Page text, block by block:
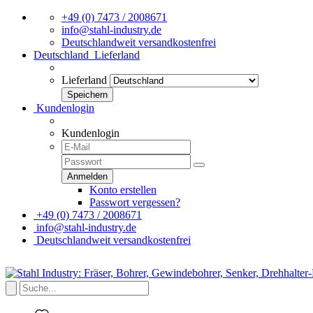
+49 (0) 7473 / 2008671
info@stahl-industry.de
Deutschlandweit versandkostenfrei
Deutschland Lieferland
Lieferland
Kundenlogin
Kundenlogin
Konto erstellen
Passwort vergessen?
+49 (0) 7473 / 2008671
info@stahl-industry.de
Deutschlandweit versandkostenfrei